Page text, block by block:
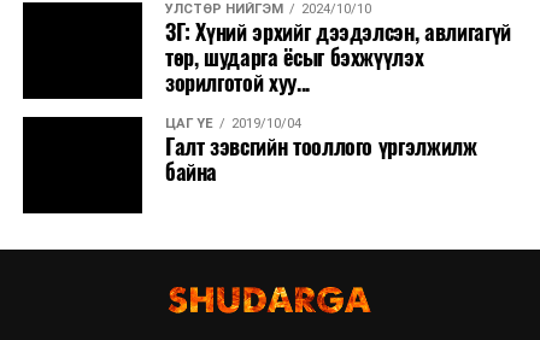
УЛСТӨР НИЙГЭМ 2024/10/10
ЗГ: Хүний эрхийг дээдэлсэн, авлигагүй
төр, шударга ёсыг бэхжүүлэх
зорилготой хуу...
ЦАГ ҮЕ 2019/10/04
Галт зэвсгийн тооллого үргэлжилж
байна